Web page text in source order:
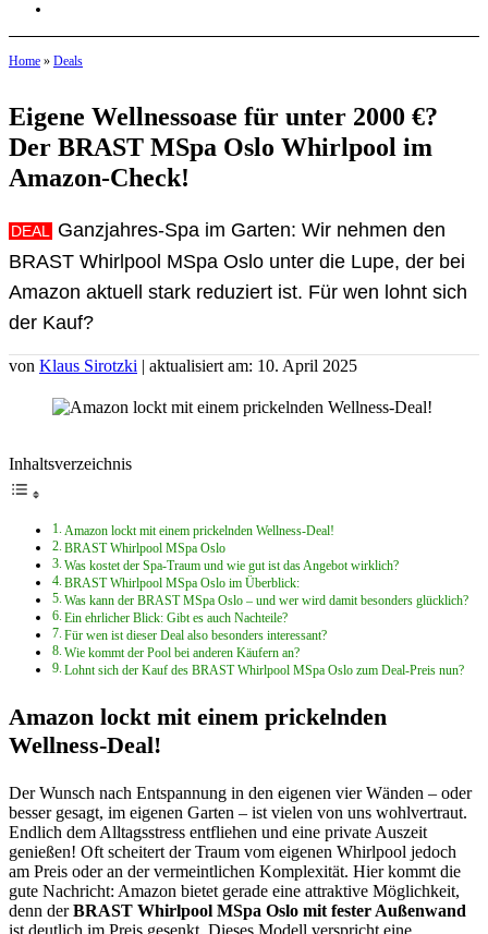
Home » Deals
Eigene Wellnessoase für unter 2000 €?
Der BRAST MSpa Oslo Whirlpool im
Amazon-Check!
DEAL
Ganzjahres-Spa im Garten: Wir nehmen den
BRAST Whirlpool MSpa Oslo unter die Lupe, der bei
Amazon aktuell stark reduziert ist. Für wen lohnt sich
der Kauf?
von Klaus Sirotzki | aktualisiert am: 10. April 2025
Inhaltsverzeichnis
Amazon lockt mit einem prickelnden Wellness-Deal!
BRAST Whirlpool MSpa Oslo
Was kostet der Spa-Traum und wie gut ist das Angebot wirklich?
BRAST Whirlpool MSpa Oslo im Überblick:
Was kann der BRAST MSpa Oslo – und wer wird damit besonders glücklich?
Ein ehrlicher Blick: Gibt es auch Nachteile?
Für wen ist dieser Deal also besonders interessant?
Wie kommt der Pool bei anderen Käufern an?
Lohnt sich der Kauf des BRAST Whirlpool MSpa Oslo zum Deal-Preis nun?
Amazon lockt mit einem prickelnden
Wellness-Deal!
Der Wunsch nach Entspannung in den eigenen vier Wänden – oder
besser gesagt, im eigenen Garten – ist vielen von uns wohlvertraut.
Endlich dem Alltagsstress entfliehen und eine private Auszeit
genießen! Oft scheitert der Traum vom eigenen Whirlpool jedoch
am Preis oder an der vermeintlichen Komplexität. Hier kommt die
gute Nachricht: Amazon bietet gerade eine attraktive Möglichkeit,
denn derBRAST Whirlpool MSpa Oslo mit fester Außenwand
ist deutlich im Preis gesenkt. Dieses Modell verspricht eine